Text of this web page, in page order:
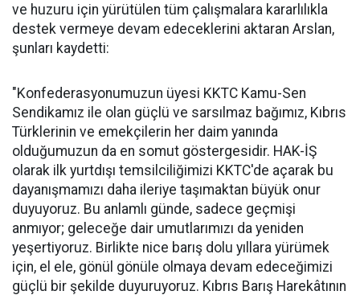
ve huzuru için yürütülen tüm çalışmalara kararlılıkla
destek vermeye devam edeceklerini aktaran Arslan,
şunları kaydetti:
"Konfederasyonumuzun üyesi KKTC Kamu-Sen
Sendikamız ile olan güçlü ve sarsılmaz bağımız, Kıbrıs
Türklerinin ve emekçilerin her daim yanında
olduğumuzun da en somut göstergesidir. HAK-İŞ
olarak ilk yurtdışı temsilciliğimizi KKTC'de açarak bu
dayanışmamızı daha ileriye taşımaktan büyük onur
duyuyoruz. Bu anlamlı günde, sadece geçmişi
anmıyor; geleceğe dair umutlarımızı da yeniden
yeşertiyoruz. Birlikte nice barış dolu yıllara yürümek
için, el ele, gönül gönüle olmaya devam edeceğimizi
güçlü bir şekilde duyuruyoruz. Kıbrıs Barış Harekâtının